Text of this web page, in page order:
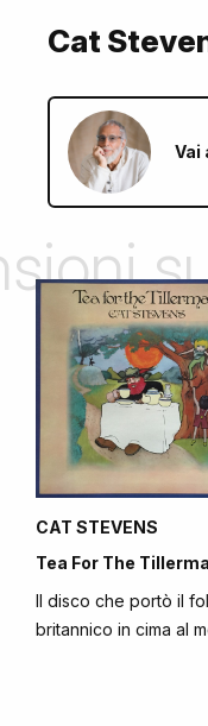
Cat
Vai
CAT STEVENS
Tea For The
Il disco che portò il
britannico in cima al